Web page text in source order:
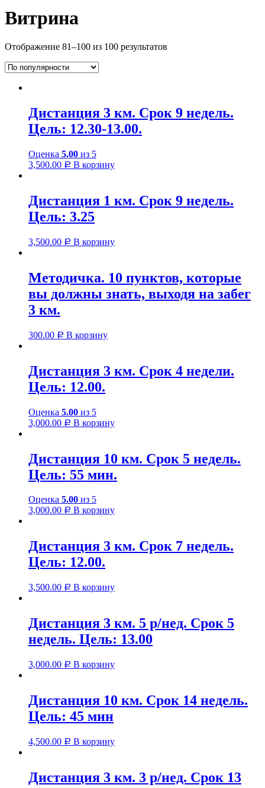
Витрина
Отображение 81–100 из 100 результатов
Дистанция 3 км. Срок 9 недель.
Цель: 12.30-13.00.
Оценка 5.00 из 5
3,500.00 Р В корзину
Дистанция 1 км. Срок 9 недель.
Цель: 3.25
3,500.00 Р В корзину
Методичка. 10 пунктов, которые
вы должны знать, выходя на забег
3 км.
300.00 Р В корзину
Дистанция 3 км. Срок 4 недели.
Цель: 12.00.
Оценка 5.00 из 5
3,000.00 Р В корзину
Дистанция 10 км. Срок 5 недель.
Цель: 55 мин.
Оценка 5.00 из 5
3,000.00 Р В корзину
Дистанция 3 км. Срок 7 недель.
Цель: 12.00.
3,500.00 Р В корзину
Дистанция 3 км. 5 р/нед. Срок 5
недель. Цель: 13.00
3,000.00 Р В корзину
Дистанция 10 км. Срок 14 недель.
Цель: 45 мин
4,500.00 Р В корзину
Дистанция 3 км. 3 р/нед. Срок 13